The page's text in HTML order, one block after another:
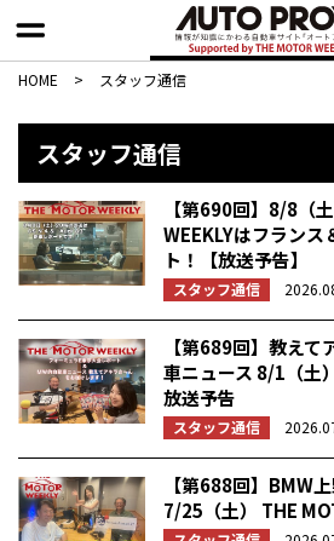
HOME > スタッフ通信
スタッフ通信
【第690回】8/8（
WEEKLYはフラン
ト！【放送予告】
スタッフ通信
【第689回】教え
車ニュース 8/1（土
放送予告
スタッフ通信
【第688回】BMW
7/25（土） THE